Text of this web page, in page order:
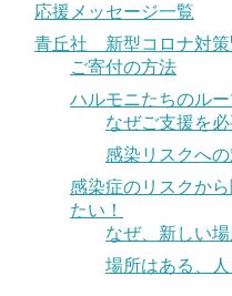
応援メッセージ一覧
青丘社 新型コロナ対策
ご寄付の方法
ハルモニたちのル
なぜご支援を
感染リスクへの
感染症のリスクか
たい！
なぜ、新しい
場所はある、